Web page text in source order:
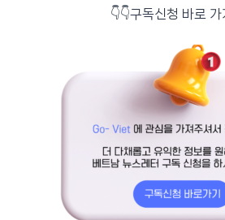
👇👇구독신청 바로 가